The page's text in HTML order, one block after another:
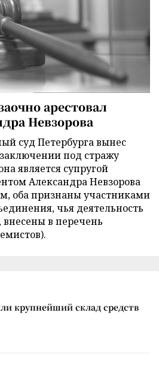
арестовал
Невзорова
суд Петербурга вынес
под стражу
является супругой
Александра Невзорова
оба признаны участниками
чья деятельность
в перечень
крупнейший склад средств